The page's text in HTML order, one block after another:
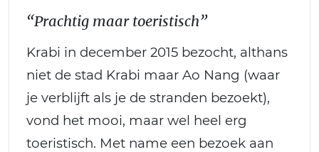
“Prachtig maar toeristisch”
Krabi in december 2015 bezocht, althans
niet de stad Krabi maar Ao Nang (waar
je verblijft als je de stranden bezoekt),
vond het mooi, maar wel heel erg
toeristisch. Met name een bezoek aan